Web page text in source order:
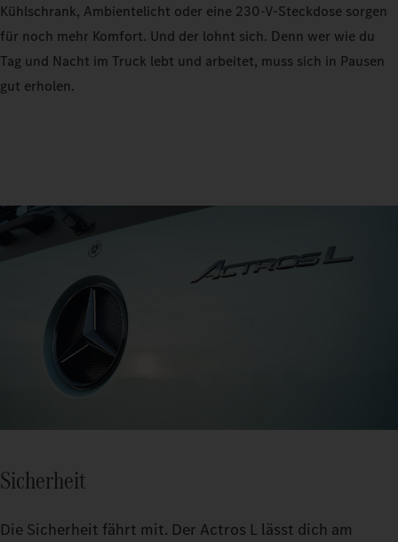
Kühlschrank, Ambientelicht oder eine 230-V-Steckdose sorgen
für noch mehr Komfort. Und der lohnt sich. Denn wer wie du
Tag und Nacht im Truck lebt und arbeitet, muss sich in Pausen
gut erholen.
Sicherheit
Die Sicherheit fährt mit. Der Actros L lässt dich am